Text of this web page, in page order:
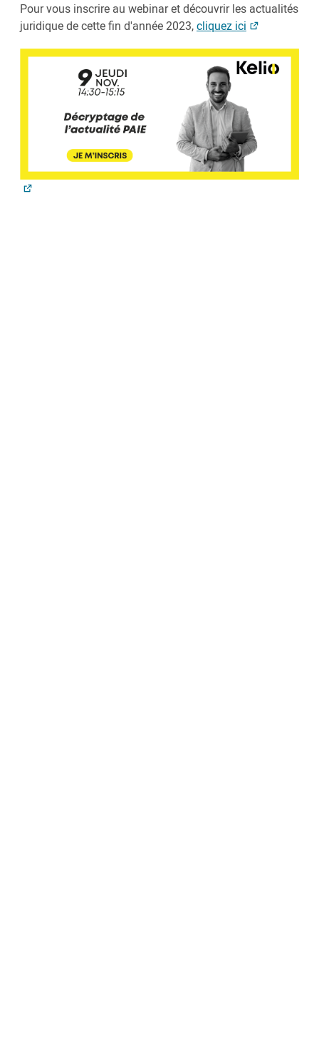
Pour vous inscrire au webinar et découvrir les actualités
juridique de cette fin d'année 2023,cliquez ici